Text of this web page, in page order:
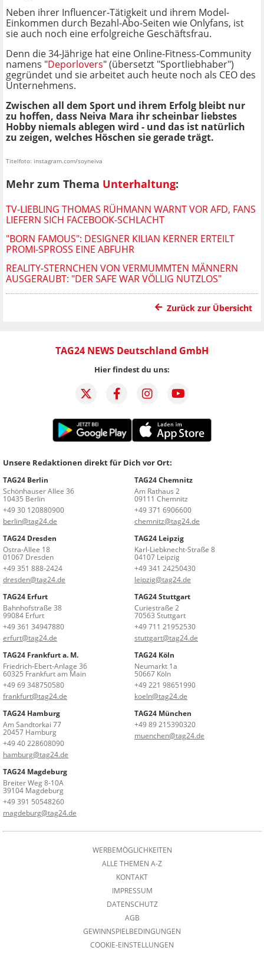
Neben ihrer Influencer-Tätigkeit und ihrem Model-
Einkommen durch Bezahl-Abo-Seiten wie Onlyfans, ist
sie auch noch eine erfolgreiche Geschäftsfrau.
Denn die 34-Jährige hat eine Online-Fitness-Community
namens "Deporlovers" (übersetzt "Sportliebhaber")
gegründet und sie arbeitet auch heute noch als CEO des
Unternehmens.
Zwischen all dem Sport und ihrem Erfolg bleibt nur
zu hoffen, dass Neiva Mara ihr scheinbar liebstes
Hobby niemals ablegen wird - und das ist natürlich
zu zeigen, welches Höschen sie gerade trägt.
Titelfoto: instagram.com/soyneiva
Mehr zum Thema Unterhaltung:
TV-LIEBLING THOMAS RÜHMANN WARNT VOR AFD, FANS
LIEFERN SICH FACEBOOK-SCHLACHT
"BORN FAMOUS": DESIGNER KILIAN KERNER ERTEILT
PROMI-SPROSS EINE ABFUHR
REALITY-STERNCHEN VON VERMUMMTEN MÄNNERN
AUSGERAUBT: "DER SAFE WAR VÖLLIG NUTZLOS"
Zurück zur Übersicht
TAG24 NEWS Deutschland GmbH
Hier findest du uns:
Unsere Redaktionen direkt für Dich vor Ort:
TAG24 Berlin
Schönhauser Allee 36
10435 Berlin
+49 30 120880900
berlin@tag24.de
TAG24 Chemnitz
Am Rathaus 2
09111 Chemnitz
+49 371 6906600
chemnitz@tag24.de
TAG24 Dresden
Ostra-Allee 18
01067 Dresden
+49 351 888-2424
dresden@tag24.de
TAG24 Leipzig
Karl-Liebknecht-Straße 8
04107 Leipzig
+49 341 24250430
leipzig@tag24.de
TAG24 Erfurt
Bahnhofstraße 38
99084 Erfurt
+49 361 34947880
erfurt@tag24.de
TAG24 Stuttgart
Curiestraße 2
70563 Stuttgart
+49 711 21952530
stuttgart@tag24.de
TAG24 Frankfurt a. M.
Friedrich-Ebert-Anlage 36
60325 Frankfurt am Main
+49 69 348750580
frankfurt@tag24.de
TAG24 Köln
Neumarkt 1a
50667 Köln
+49 221 98651990
koeln@tag24.de
TAG24 Hamburg
Am Sandtorkai 77
20457 Hamburg
+49 40 228608090
hamburg@tag24.de
TAG24 München
+49 89 215390320
muenchen@tag24.de
TAG24 Magdeburg
Breiter Weg 8-10A
39104 Magdeburg
+49 391 50548260
magdeburg@tag24.de
WERBEMÖGLICHKEITEN
ALLE THEMEN A-Z
KONTAKT
IMPRESSUM
DATENSCHUTZ
AGB
GEWINNSPIELBEDINGUNGEN
COOKIE-EINSTELLUNGEN